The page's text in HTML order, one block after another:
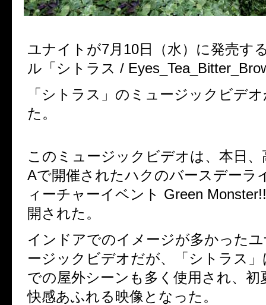
ユナイトが7月 10日（水）に発売す
ル「シトラス /
「シトラス」のミュージックビデ
た。
このミュージックビデオは、本日、
Aで開催されたハクのバースデーラ
ィーチャーイベント Green Monster!!
開された。
インドアでのイメージが多かった
ージックビデオだが、
「シトラス
での屋外シーンも多く使用され、初
快感あふれる映像となった。